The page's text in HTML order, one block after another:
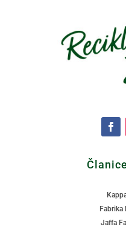
Fabrika
Jaffa